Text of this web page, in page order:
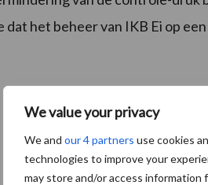
We value your privacy
We and our 4 partners use cookies
technologies to improve your
may store and/or access information
het beheer van IKB Ei op